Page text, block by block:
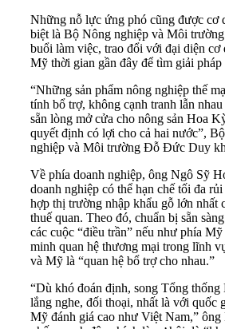
Những nỗ lực ứng phó cũng được cơ
biệt là Bộ Nông nghiệp và Môi
buổi làm việc, trao đổi với đại diện cơ
Mỹ thời gian gần đây để tìm giải pháp
“Những sản phẩm nông nghiệp thế
tính bổ trợ, không cạnh tranh lẫn
sẵn lòng mở cửa cho nông sản Hoa
quyết định có lợi cho cả hai nước”,
nghiệp và Môi trường Đỗ Đức Duy
Về phía doanh nghiệp, ông Ngô Sỹ
doanh nghiệp có thể hạn chế tối đa
hợp thị trường nhập khẩu gỗ lớn nhất
thuế quan. Theo đó, chuẩn bị sẵn
các cuộc “điều trần” nếu như phía
minh quan hệ thương mại trong lĩnh
và Mỹ là “quan hệ bổ trợ cho nhau.”
“Dù khó đoán định, song Tổng thống
lắng nghe, đối thoại, nhất là với quốc
Mỹ đánh giá cao như Việt Nam,” ông